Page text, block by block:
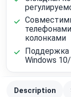
колонками
Поддержка
Windows
Description